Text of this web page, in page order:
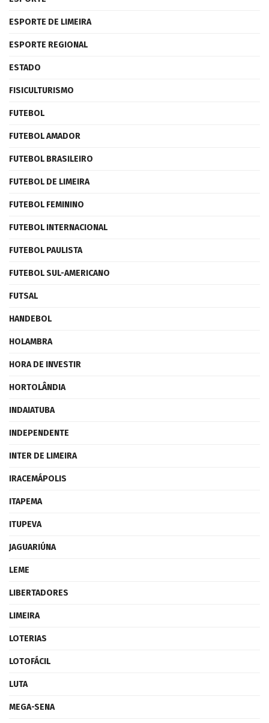
ESPORTE DE LIMEIRA
ESPORTE REGIONAL
ESTADO
FISICULTURISMO
FUTEBOL
FUTEBOL AMADOR
FUTEBOL BRASILEIRO
FUTEBOL DE LIMEIRA
FUTEBOL FEMININO
FUTEBOL INTERNACIONAL
FUTEBOL PAULISTA
FUTEBOL SUL-AMERICANO
FUTSAL
HANDEBOL
HOLAMBRA
HORA DE INVESTIR
HORTOLÂNDIA
INDAIATUBA
INDEPENDENTE
INTER DE LIMEIRA
IRACEMÁPOLIS
ITAPEMA
ITUPEVA
JAGUARIÚNA
LEME
LIBERTADORES
LIMEIRA
LOTERIAS
LOTOFÁCIL
LUTA
MEGA-SENA